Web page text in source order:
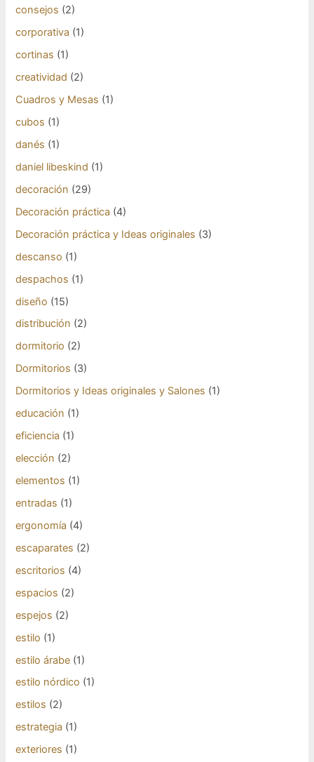
consejos (2)
corporativa (1)
cortinas (1)
creatividad (2)
Cuadros y Mesas (1)
cubos (1)
danés (1)
daniel libeskind (1)
decoración (29)
Decoración práctica (4)
Decoración práctica y Ideas originales (3)
descanso (1)
despachos (1)
diseño (15)
distribución (2)
dormitorio (2)
Dormitorios (3)
Dormitorios y Ideas originales y Salones (1)
educación (1)
eficiencia (1)
elección (2)
elementos (1)
entradas (1)
ergonomía (4)
escaparates (2)
escritorios (4)
espacios (2)
espejos (2)
estilo (1)
estilo árabe (1)
estilo nórdico (1)
estilos (2)
estrategia (1)
exteriores (1)